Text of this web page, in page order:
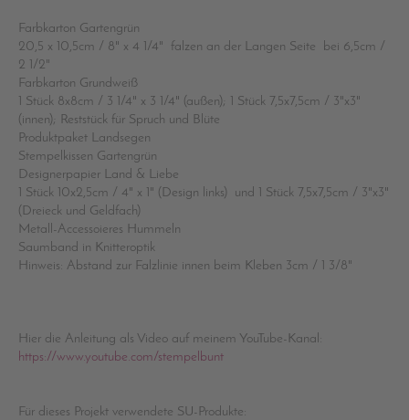
Farbkarton Gartengrün
20,5 x 10,5cm / 8" x 4 1/4" falzen an der Langen Seite bei 6,5cm /
2 1/2"
Farbkarton Grundweiß
1 Stück 8x8cm / 3 1/4" x 3 1/4" (außen); 1 Stück 7,5x7,5cm / 3"x3"
(innen); Reststück für Spruch und Blüte
Produktpaket Landsegen
Stempelkissen Gartengrün
Designerpapier Land & Liebe
1 Stück 10x2,5cm / 4" x 1" (Design links) und 1 Stück 7,5x7,5cm / 3"x3"
(Dreieck und Geldfach)
Metall-Accessoieres Hummeln
Saumband in Knitteroptik
Hinweis: Abstand zur Falzlinie innen beim Kleben 3cm / 1 3/8"
Hier die Anleitung als Video auf meinem YouTube-Kanal:
https://www.youtube.com/stempelbunt
Für dieses Projekt verwendete SU-Produkte: